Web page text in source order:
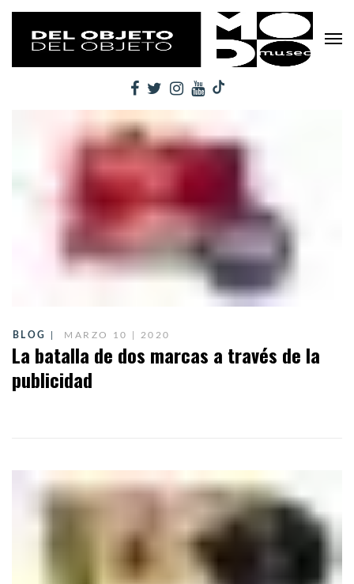
BLOG MARZO 10 | 2020
La batalla de dos marcas a través de la
publicidad